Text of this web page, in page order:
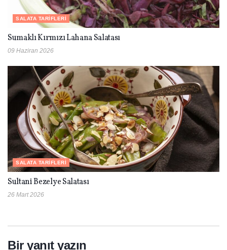
SALATA TARIFLERI
Sumaklı Kırmızı Lahana Salatası
09 Haziran 2026
SALATA TARIFLERI
Sultani Bezelye Salatası
26 Mart 2026
Bir yanıt yazın